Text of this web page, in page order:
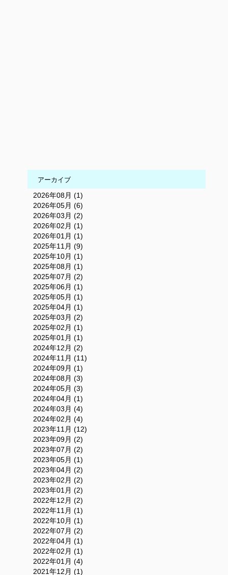
アーカイブ
2026年08月 (1)
2026年05月 (6)
2026年03月 (2)
2026年02月 (1)
2026年01月 (1)
2025年11月 (9)
2025年10月 (1)
2025年08月 (1)
2025年07月 (2)
2025年06月 (1)
2025年05月 (1)
2025年04月 (1)
2025年03月 (2)
2025年02月 (1)
2025年01月 (1)
2024年12月 (2)
2024年11月 (11)
2024年09月 (1)
2024年08月 (3)
2024年05月 (3)
2024年04月 (1)
2024年03月 (4)
2024年02月 (4)
2023年11月 (12)
2023年09月 (2)
2023年07月 (2)
2023年05月 (1)
2023年04月 (2)
2023年02月 (2)
2023年01月 (2)
2022年12月 (2)
2022年11月 (1)
2022年10月 (1)
2022年07月 (2)
2022年04月 (1)
2022年02月 (1)
2022年01月 (4)
2021年12月 (1)